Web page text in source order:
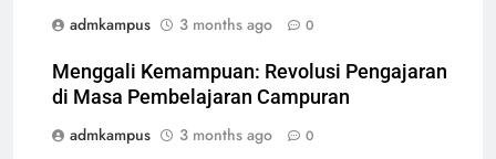
admkampus
3 months ago 0
Menggali Kemampuan: Revolusi Pengajaran
di Masa Pembelajaran Campuran
admkampus
3 months ago 0